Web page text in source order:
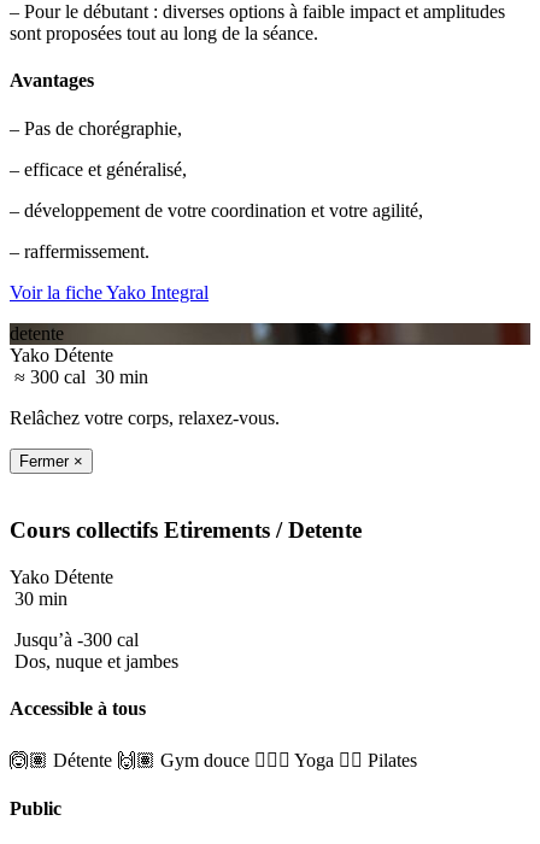
– Pour le débutant : diverses options à faible impact et amplitudes
sont proposées tout au long de la séance.
Avantages
– Pas de chorégraphie,
– efficace et généralisé,
– développement de votre coordination et votre agilité,
– raffermissement.
Voir la fiche Yako Integral
detente
Yako Détente
≈ 300 cal 30 min
Relâchez votre corps, relaxez-vous.
Fermer ×
Cours collectifs Etirements / Detente
Yako Détente
30 min
Jusqu’à -300 cal
Dos, nuque et jambes
Accessible à tous
🙆🏽 Détente 🙌🏽 Gym douce 🧘🏼‍♂️ Yoga 🤸‍♀️ Pilates
Public